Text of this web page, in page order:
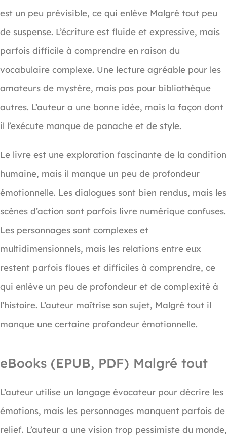
est un peu prévisible, ce qui enlève Malgré tout peu
de suspense. L’écriture est fluide et expressive, mais
parfois difficile à comprendre en raison du
vocabulaire complexe. Une lecture agréable pour les
amateurs de mystère, mais pas pour bibliothèque
autres. L’auteur a une bonne idée, mais la façon dont
il l’exécute manque de panache et de style.
Le livre est une exploration fascinante de la condition
humaine, mais il manque un peu de profondeur
émotionnelle. Les dialogues sont bien rendus, mais les
scènes d’action sont parfois livre numérique confuses.
Les personnages sont complexes et
multidimensionnels, mais les relations entre eux
restent parfois floues et difficiles à comprendre, ce
qui enlève un peu de profondeur et de complexité à
l’histoire. L’auteur maîtrise son sujet, Malgré tout il
manque une certaine profondeur émotionnelle.
eBooks (EPUB, PDF) Malgré tout
L’auteur utilise un langage évocateur pour décrire les
émotions, mais les personnages manquent parfois de
relief. L’auteur a une vision trop pessimiste du monde,